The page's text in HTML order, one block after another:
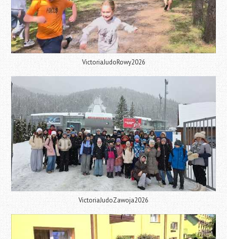
VictoriaJudoRowy2026
VictoriaJudoZawoja2026